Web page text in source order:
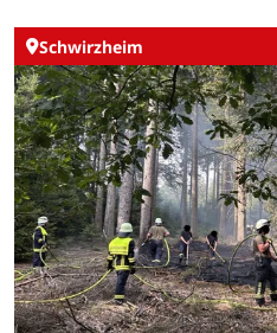
Schwirzheim